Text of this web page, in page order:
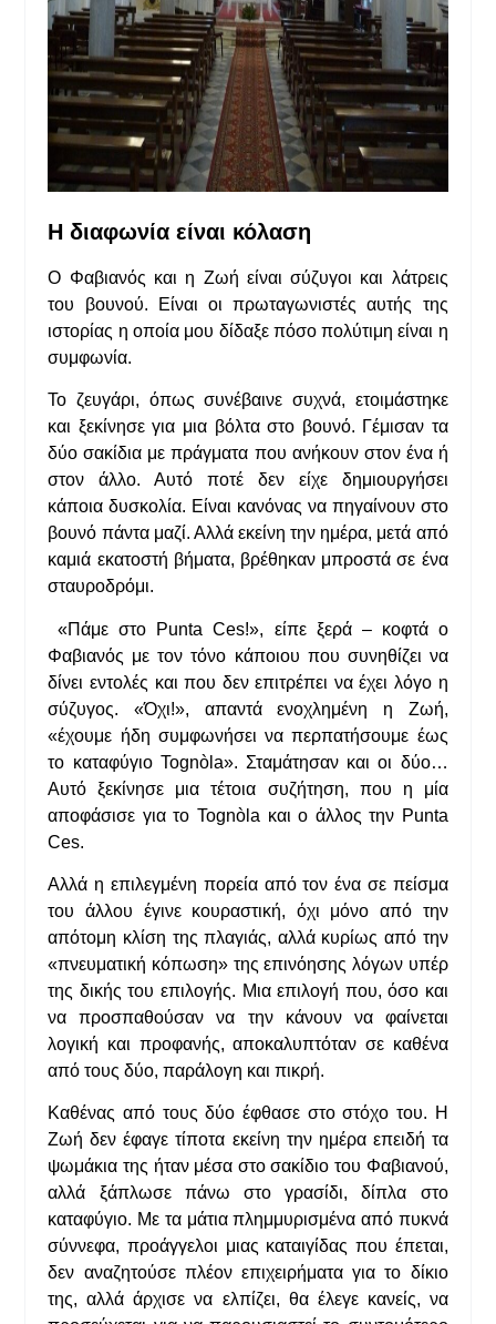
Η διαφωνία είναι κόλαση
Ο Φαβιανός και η Ζωή είναι σύζυγοι και λάτρεις
του βουνού. Είναι οι πρωταγωνιστές αυτής της
ιστορίας η οποία μου δίδαξε πόσο πολύτιμη είναι η
συμφωνία.
Το ζευγάρι, όπως συνέβαινε συχνά, ετοιμάστηκε
και ξεκίνησε για μια βόλτα στο βουνό. Γέμισαν τα
δύο σακίδια με πράγματα που ανήκουν στον ένα ή
στον άλλο. Αυτό ποτέ δεν είχε δημιουργήσει
κάποια δυσκολία. Είναι κανόνας να πηγαίνουν στο
βουνό πάντα μαζί. Αλλά εκείνη την ημέρα, μετά από
καμιά εκατοστή βήματα, βρέθηκαν μπροστά σε ένα
σταυροδρόμι.
«Πάμε στο Punta Ces!», είπε ξερά – κοφτά ο
Φαβιανός με τον τόνο κάποιου που συνηθίζει να
δίνει εντολές και που δεν επιτρέπει να έχει λόγο η
σύζυγος. «Όχι!», απαντά ενοχλημένη η Ζωή,
«έχουμε ήδη συμφωνήσει να περπατήσουμε έως
το καταφύγιο Tognòla». Σταμάτησαν και οι δύο…
Αυτό ξεκίνησε μια τέτοια συζήτηση, που η μία
αποφάσισε για το Tognòla και ο άλλος την Punta
Ces.
Αλλά η επιλεγμένη πορεία από τον ένα σε πείσμα
του άλλου έγινε κουραστική, όχι μόνο από την
απότομη κλίση της πλαγιάς, αλλά κυρίως από την
«πνευματική κόπωση» της επινόησης λόγων υπέρ
της δικής του επιλογής. Μια επιλογή που, όσο και
να προσπαθούσαν να την κάνουν να φαίνεται
λογική και προφανής, αποκαλυπτόταν σε καθένα
από τους δύο, παράλογη και πικρή.
Καθένας από τους δύο έφθασε στο στόχο του. Η
Ζωή δεν έφαγε τίποτα εκείνη την ημέρα επειδή τα
ψωμάκια της ήταν μέσα στο σακίδιο του Φαβιανού,
αλλά ξάπλωσε πάνω στο γρασίδι, δίπλα στο
καταφύγιο. Με τα μάτια πλημμυρισμένα από πυκνά
σύννεφα, προάγγελοι μιας καταιγίδας που έπεται,
δεν αναζητούσε πλέον επιχειρήματα για το δίκιο
της, αλλά άρχισε να ελπίζει, θα έλεγε κανείς, να